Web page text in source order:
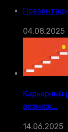
04.08.2025
Карьерный
возмож...
14.06.2025